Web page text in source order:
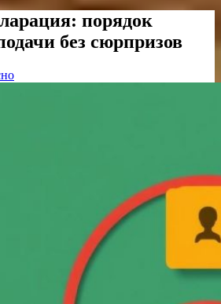
порядок
без сюрпризов